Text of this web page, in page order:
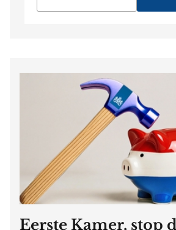
Eerste Kamer, stop